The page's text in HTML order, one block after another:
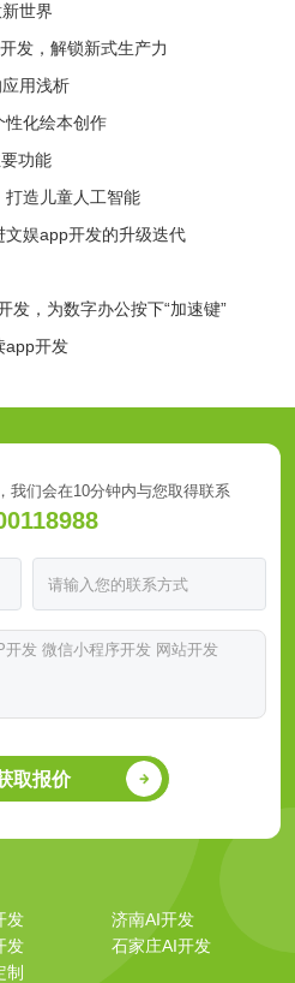
世界
发，解锁新式生产力
用浅析
性化绘本创作
功能
打造儿童人工智能
娱app开发的升级迭代
发，为数字办公按下“加速键”
app开发
我们会在10分钟内与您取得联系
取报价
发
济南AI开发
发
石家庄AI开发
制